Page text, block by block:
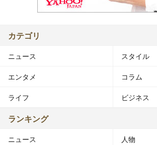
カテゴリ
ニュース スタイル
エンタメ コラム
ライフ ビジネス
ランキング
ニュース 人物